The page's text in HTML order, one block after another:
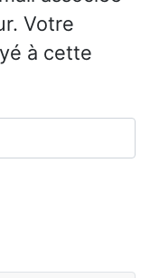
Votre
à cette